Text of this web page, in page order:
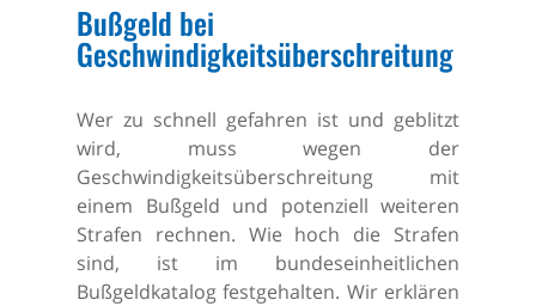
Bußgeld bei
Geschwindigkeitsüberschreitung
Wer zu schnell gefahren ist und geblitzt
wird, muss wegen der
Geschwindigkeitsüberschreitung mit
einem Bußgeld und potenziell weiteren
Strafen rechnen. Wie hoch die Strafen
sind, ist im bundeseinheitlichen
Bußgeldkatalog festgehalten. Wir erklären